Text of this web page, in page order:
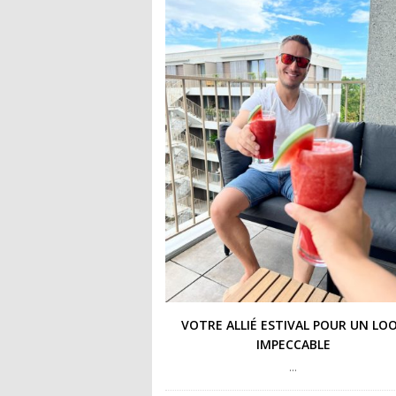
VOTRE ALLIÉ ESTIVAL POUR UN
IMPECCABLE
…